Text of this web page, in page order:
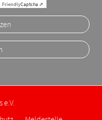
FriendlyCaptcha ⇗
e.V.